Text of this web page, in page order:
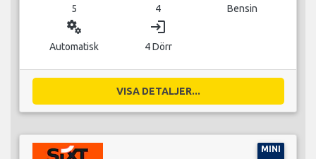
5 4 Bensin
miscellaneous_services
Automatisk
login
4 Dörr
VISA DETALJER...
MINI